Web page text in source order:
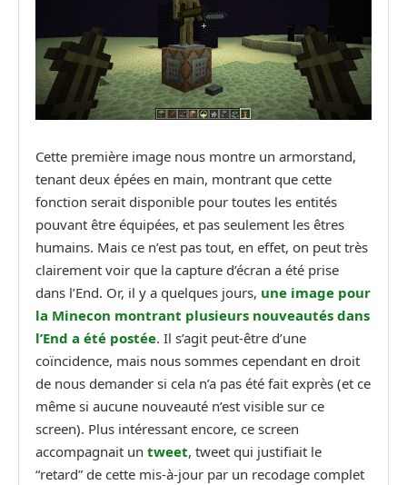
Cette première image nous montre un armorstand,
tenant deux épées en main, montrant que cette
fonction serait disponible pour toutes les entités
pouvant être équipées, et pas seulement les êtres
humains. Mais ce n’est pas tout, en effet, on peut très
clairement voir que la capture d’écran a été prise
dans l’End. Or, il y a quelques jours, une image pour
la Minecon montrant plusieurs nouveautés dans
l’End a été postée. Il s’agit peut-être d’une
coïncidence, mais nous sommes cependant en droit
de nous demander si cela n’a pas été fait exprès (et ce
même si aucune nouveauté n’est visible sur ce
screen). Plus intéressant encore, ce screen
accompagnait un tweet, tweet qui justifiait le
“retard” de cette mis-à-jour par un recodage complet